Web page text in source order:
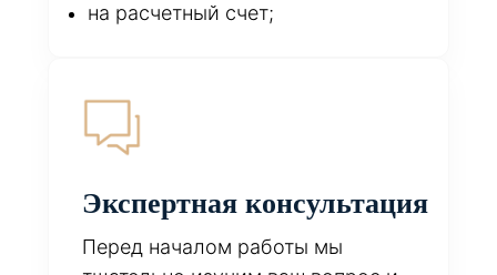
на расчетный счет;
Экспертная консультация
Перед началом работы мы